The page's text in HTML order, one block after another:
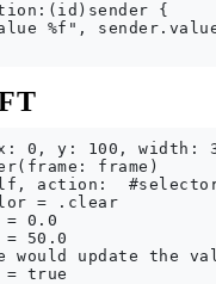
{
%f",
0, y: 100, width:
frame)
action:
= .clear
= 0.0
= 50.0
would update the
= true